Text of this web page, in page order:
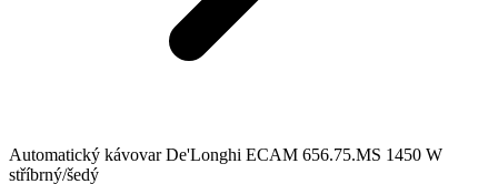
Automatický kávovar De'Longhi ECAM 656.75.MS 1450 W
stříbrný/šedý